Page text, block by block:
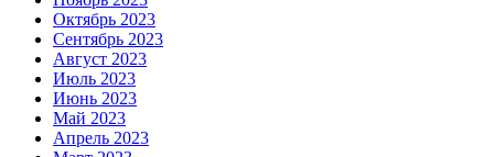
Октябрь 2023
Сентябрь 2023
Август 2023
Июль 2023
Июнь 2023
Май 2023
Апрель 2023